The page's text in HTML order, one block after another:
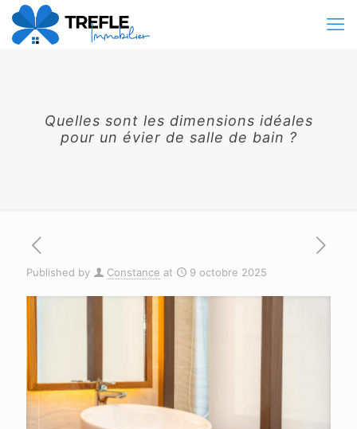
Quelles sont les dimensions idéales
pour un évier de salle de bain ?
Published by Constance at 9 octobre 2025